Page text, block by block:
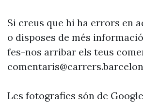
Si creus que hi ha errors en
o disposes de més
fes-nos arribar els teus
Les fotografies són de